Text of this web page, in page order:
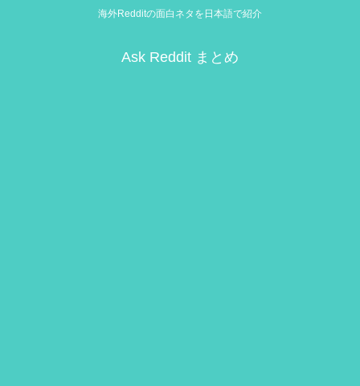
海外Redditの面白ネタを日本語で紹介
Ask Reddit まとめ